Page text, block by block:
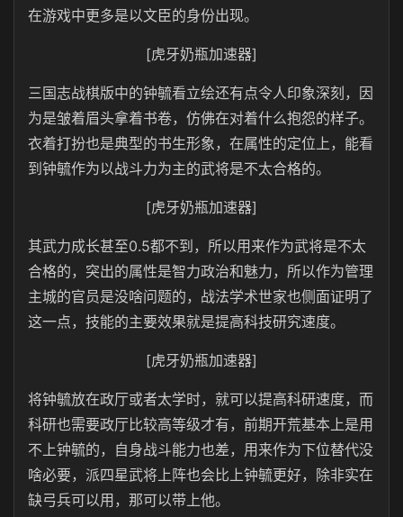
在游戏中更多是以文臣的身份出现。
[虎牙奶瓶加速器]
三国志战棋版中的钟毓看立绘还有点令人印象深刻，因
为是皱着眉头拿着书卷，仿佛在对着什么抱怨的样子。
衣着打扮也是典型的书生形象，在属性的定位上，能看
到钟毓作为以战斗力为主的武将是不太合格的。
[虎牙奶瓶加速器]
其武力成长甚至0.5都不到，所以用来作为武将是不太
合格的，突出的属性是智力政治和魅力，所以作为管理
主城的官员是没啥问题的，战法学术世家也侧面证明了
这一点，技能的主要效果就是提高科技研究速度。
[虎牙奶瓶加速器]
将钟毓放在政厅或者太学时，就可以提高科研速度，而
科研也需要政厅比较高等级才有，前期开荒基本上是用
不上钟毓的，自身战斗能力也差，用来作为下位替代没
啥必要，派四星武将上阵也会比上钟毓更好，除非实在
缺弓兵可以用，那可以带上他。